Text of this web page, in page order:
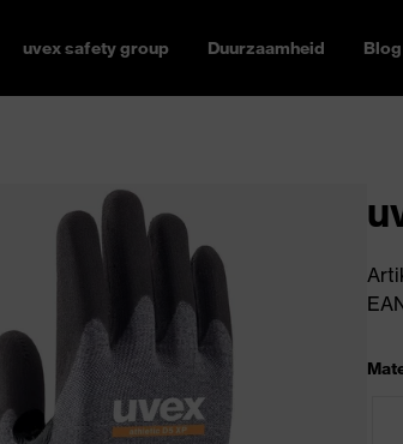
uvex safety group Duurzaamheid Blog